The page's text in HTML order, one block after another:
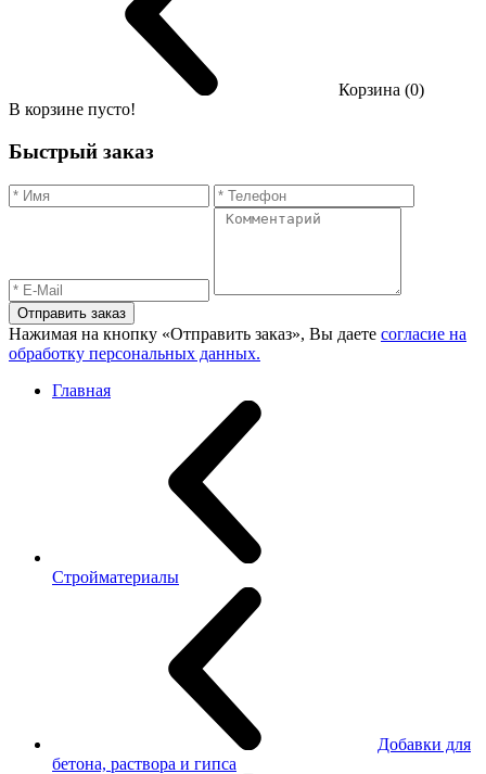
Корзина (0)
В корзине пусто!
Быстрый заказ
Отправить заказ
Нажимая на кнопку «Отправить заказ», Вы даете согласие на
обработку персональных данных.
Главная
Стройматериалы
Добавки для
бетона, раствора и гипса